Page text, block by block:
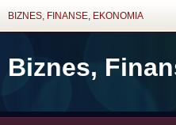
BIZNES, FINANSE, EKONOMIA
Biznes,